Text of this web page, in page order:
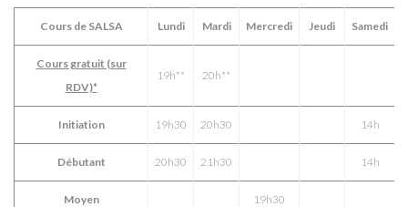
Cours de SALSA Lundi Mardi Mercredi Jeudi Samedi
Cours gratuit (sur
RDV)*
19h** 20h**
Initiation 19h30 20h30 14h
Débutant 20h30 21h30 14h
Moyen 19h30